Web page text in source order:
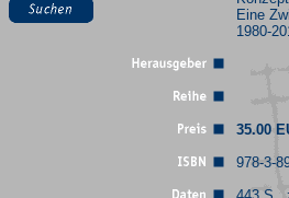
Eine
1980-
35.00
978-3-